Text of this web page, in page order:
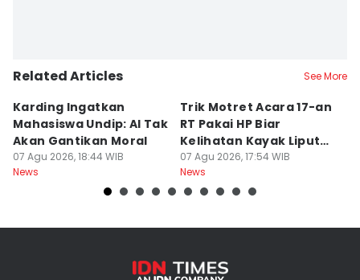
Related Articles See More
Karding Ingatkan
Mahasiswa Undip: AI Tak
Akan Gantikan Moral
07 Agu 2026, 18:44 WIB
News
Trik Motret Acara 17-an
RT Pakai HP Biar
Kelihatan Kayak Liputan
Festival Nasional
07 Agu 2026, 17:54 WIB
News